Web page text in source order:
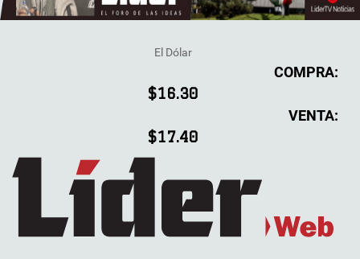
El Dólar
COMPRA:
$16.30
VENTA:
$17.40